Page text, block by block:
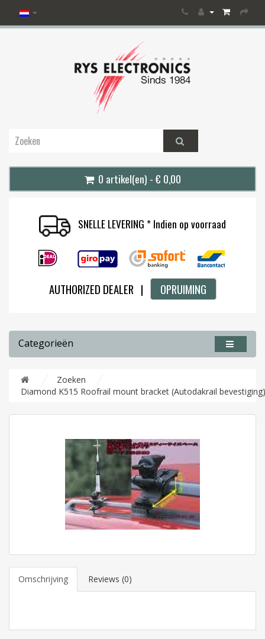
0 artikel(en) - € 0,00
SNELLE LEVERING * Indien op voorraad
AUTHORIZED DEALER | OPRUIMING
Categorieën
Zoeken
Diamond K515 Roofrail mount bracket (Autodakrail bevestiging)
Omschrijving Reviews (0)